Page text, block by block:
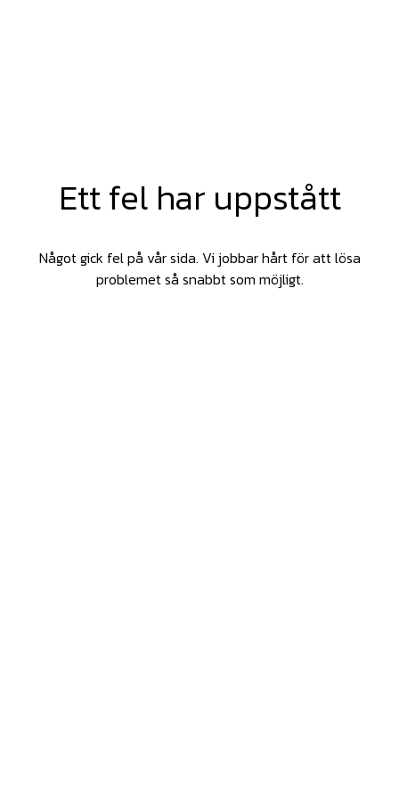
Ett fel har uppstått
Något gick fel på vår sida. Vi jobbar hårt för att lösa
problemet så snabbt som möjligt.